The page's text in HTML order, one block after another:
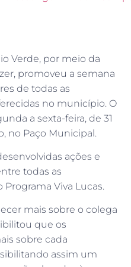
Verde, por meio da
promoveu a semana
de todas as
no município. O
a sexta-feira, de 31
no Paço Municipal.
ações e
todas as
Viva Lucas.
mais sobre o colega
que os
sobre cada
assim um